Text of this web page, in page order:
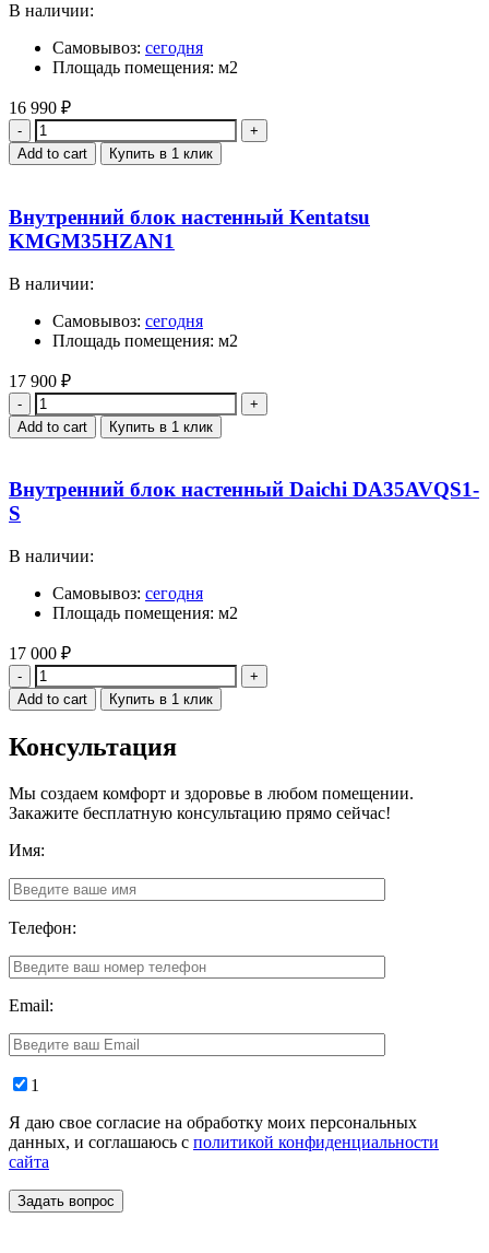
В наличии:
Самовывоз: сегодня
Площадь помещения: м2
16 990 ₽
Quantity
Add to cart Купить в 1 клик
Внутренний блок настенный Kentatsu
KMGM35HZAN1
В наличии:
Самовывоз: сегодня
Площадь помещения: м2
17 900 ₽
Quantity
Add to cart Купить в 1 клик
Внутренний блок настенный Daichi DA35AVQS1-
S
В наличии:
Самовывоз: сегодня
Площадь помещения: м2
17 000 ₽
Quantity
Add to cart Купить в 1 клик
Консультация
Мы создаем комфорт и здоровье в любом помещении.
Закажите бесплатную консультацию прямо сейчас!
Имя:
Телефон:
Email:
1
Я даю свое согласие на обработку моих персональных
данных, и соглашаюсь с политикой конфиденциальности
сайта
Задать вопрос